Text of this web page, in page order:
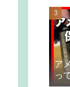
ア
っ